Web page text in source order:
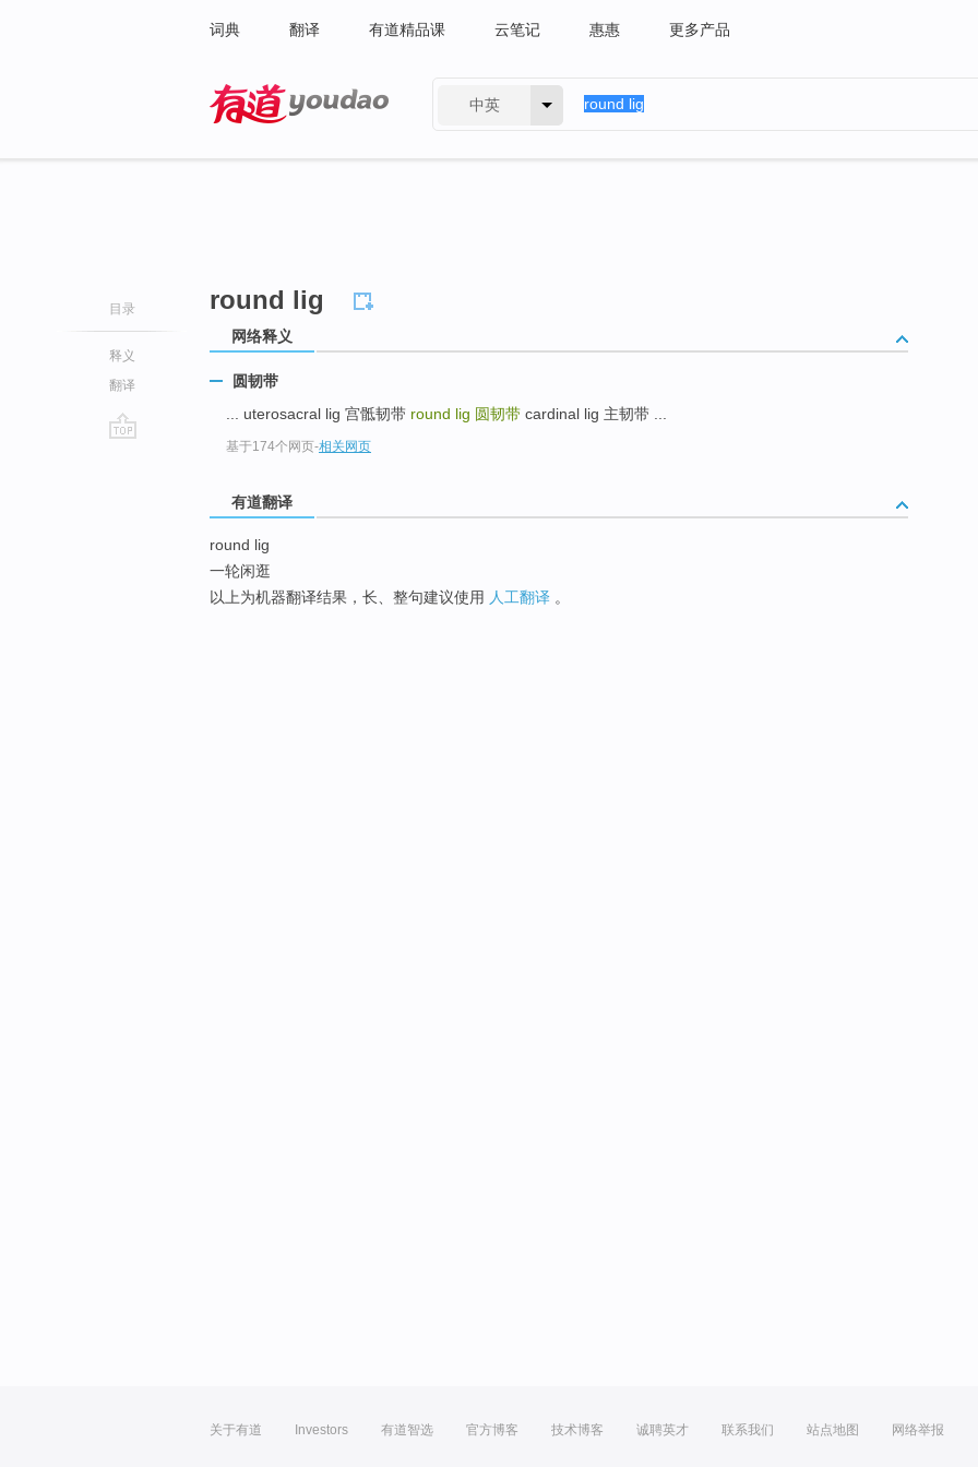
词典 翻译 有道精品课 云笔记 惠惠 更多产品
中英
目录
释义
翻译
round lig
网络释义
圆韧带
... uterosacral lig 宫骶韧带 round lig 圆韧带 cardinal lig 主韧带 ...
基于174个网页-相关网页
有道翻译
round lig
一轮闲逛
以上为机器翻译结果，长、整句建议使用 人工翻译 。
关于有道 Investors 有道智选 官方博客 技术博客 诚聘英才 联系我们 站点地图 网络举报